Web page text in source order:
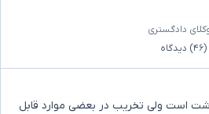
دادگستری
(۴۶) دیدگاه
است ولی تخریب در بعضی موارد قابل